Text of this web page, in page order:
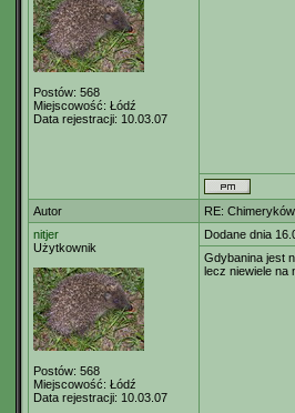
Postów: 568
Miejscowość: Łódź
Data rejestracji: 10.03.07
Autor
RE:
nitjer
Użytkownik
Postów: 568
Miejscowość: Łódź
Data rejestracji: 10.03.07
Dodane dnia
Gdybanina jest
lecz niewiele na